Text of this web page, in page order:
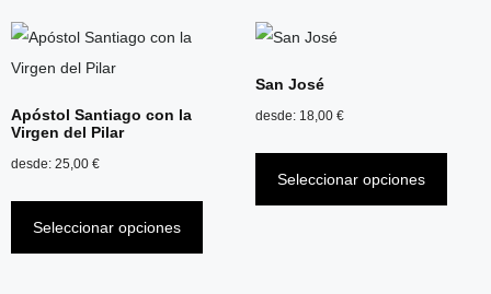
Apóstol Santiago con la
Virgen del Pilar
desde: 25,00 €
Seleccionar opciones
San José
desde: 18,00 €
Seleccionar opciones